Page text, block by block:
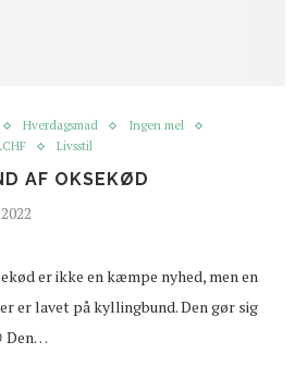
Hverdagsmad
Ingen mel
Livsstil
AF OKSEKØD
er ikke en kæmpe nyhed, men en
er lavet på kyllingbund. Den gør sig
Den…